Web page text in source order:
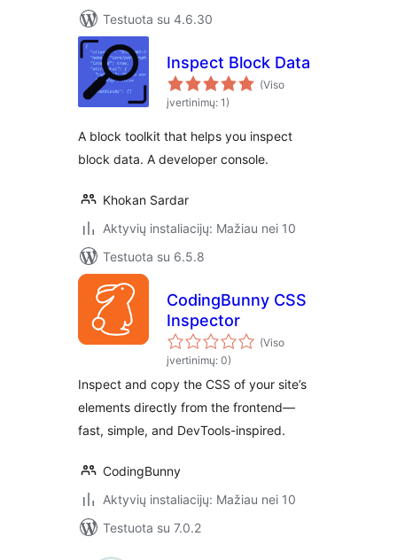
Testuota su 4.6.30
Inspect Block Data
(Viso
įvertinimų: 1)
A block toolkit that helps you inspect
block data. A developer console.
Khokan Sardar
Aktyvių instaliacijų: Mažiau nei 10
Testuota su 6.5.8
CodingBunny CSS
Inspector
(Viso
įvertinimų: 0)
Inspect and copy the CSS of your site’s
elements directly from the frontend—
fast, simple, and DevTools-inspired.
CodingBunny
Aktyvių instaliacijų: Mažiau nei 10
Testuota su 7.0.2